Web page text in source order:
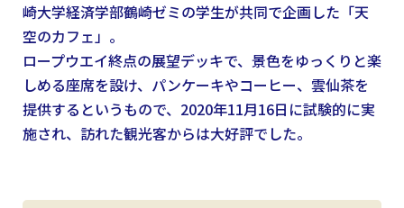
崎大学経済学部鶴崎ゼミの学生が共同で企画した「天
空のカフェ」。
ロープウエイ終点の展望デッキで、景色をゆっくりと楽
しめる座席を設け、パンケーキやコーヒー、雲仙茶を
提供するというもので、2020年11月16日に試験的に実
施され、訪れた観光客からは大好評でした。